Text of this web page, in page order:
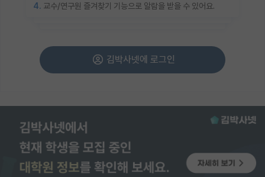
4. 교수/연구원 즐겨찾기 기능으로 알람을 받을 수 있어요.
김박사넷에 로그인